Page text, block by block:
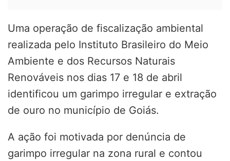
Uma operação de fiscalização ambiental
realizada pelo Instituto Brasileiro do Meio
Ambiente e dos Recursos Naturais
Renováveis nos dias 17 e 18 de abril
identificou um garimpo irregular e extração
de ouro no município de Goiás.
A ação foi motivada por denúncia de
garimpo irregular na zona rural e contou